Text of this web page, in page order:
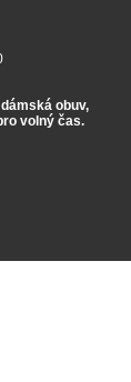
obuv,
volný čas.